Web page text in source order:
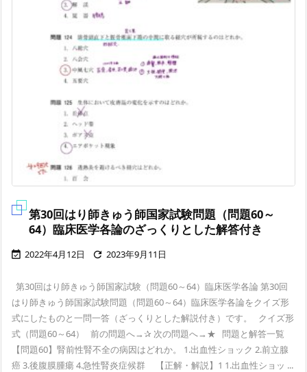
第30回はり師きゅう師国家試験問題（問題60～
64）臨床医学各論のざっくりとした解答付き
 2022年4月12日  2023年9月11日
第30回はり師きゅう師国家試験（問題60～64）臨床医学各論 第30回
はり師きゅう師国家試験問題（問題60～64）臨床医学各論をクイズ形
式にしたものと一問一答（ざっくりとした解説付き）です。 クイズ形
式（問題60～64） 前の問題へ→✰ 次の問題へ→★ 問題と解答一覧
【問題60】腎前性腎不全の病因はどれか。 1.出血性ショック 2.前立腺
癌 3.後腹膜腫瘍 4.急性腎炎症候群 【正解・解説】1 1.出血性ショッ ...